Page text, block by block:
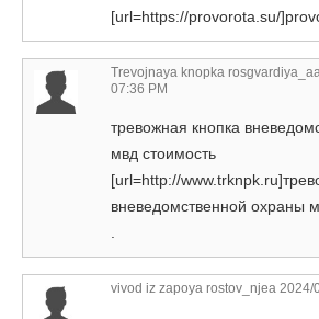
[url=https://provorota.su/
Trevojnaya knopka
07:36 PM
тревожная кнопка
мвд стоимость
[url=http://
вневедомственной охраны
vivod iz zapoya rostov_njea 2024/